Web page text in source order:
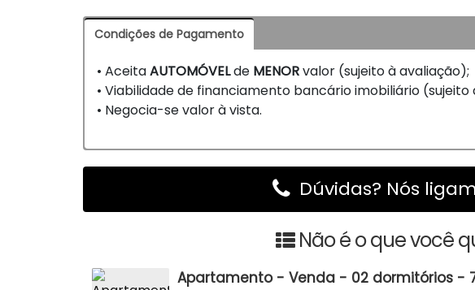
Condições de Pagamento
• AceitaAUTOMÓVELde MENORvalor (sujeito à avaliação);
• Viabilidade de financiamento bancário imobiliário (sujeito
• Negocia-se valor à vista.
Dúvidas? Nós
Não é o que você
Apartamento - Venda - 02 dormitórios -